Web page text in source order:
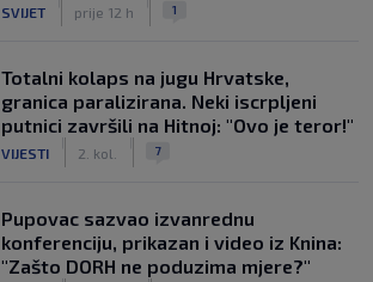
SVIJET prije 12 h 1
Totalni kolaps na jugu Hrvatske,
granica paralizirana. Neki iscrpljeni
putnici završili na Hitnoj: "Ovo je teror!"
VIJESTI 2. kol. 7
Pupovac sazvao izvanrednu
konferenciju, prikazan i video iz Knina:
"Zašto DORH ne poduzima mjere?"